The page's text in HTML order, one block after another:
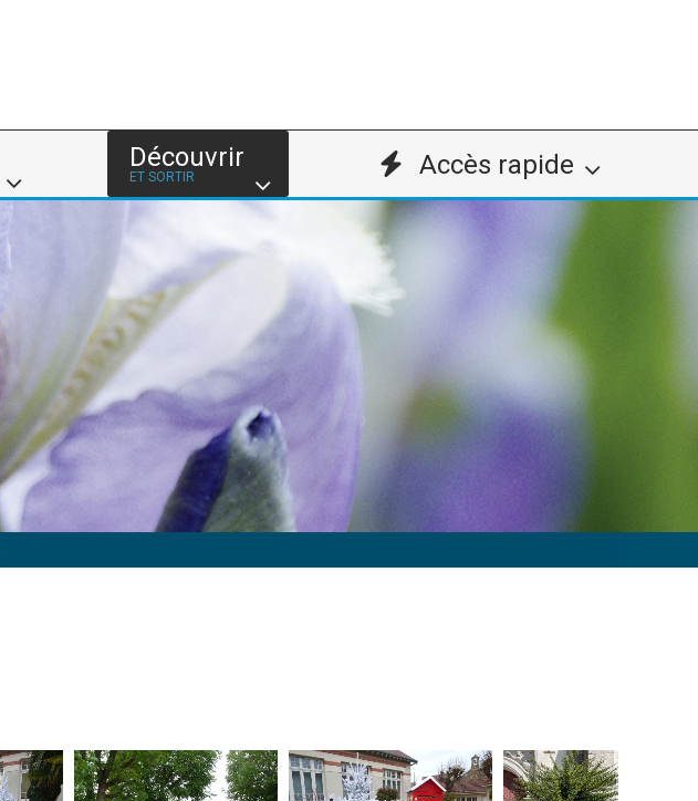
Découvrir
ET SORTIR Accès rapide